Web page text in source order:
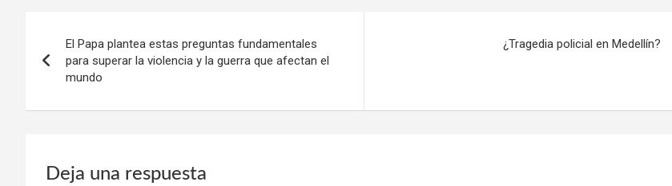
de
El Papa plantea estas preguntas fundamentales
para superar la violencia y la guerra que afectan el
mundo
¿Tragedia policial en Medellín?
Deja una respuesta